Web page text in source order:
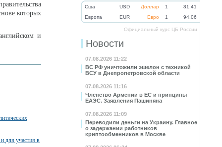
Cша USD Доллар 1
81.41
Eвропа
EUR Евро 1 94.06
Официальный курс ЦБ России
Новости
07.08.2026 11:22
ВС РФ уничтожили эшелон с техникой
ВСУ в Днепропетровской области
07.08.2026 11:16
Членство Армении в ЕС и принципы
ЕАЭС. Заявления Пашиняна
07.08.2026 11:09
Переводили деньги на Украину. Главное
о задержании работников
криптообменников в Москве
которых
и
для участия в